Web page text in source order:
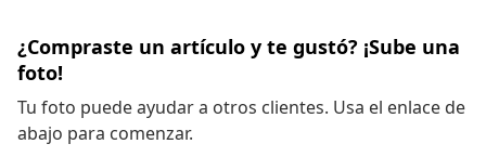
¿Compraste un artículo y te gustó? ¡Sube una
foto!
Tu foto puede ayudar a otros clientes. Usa el enlace de
abajo para comenzar.